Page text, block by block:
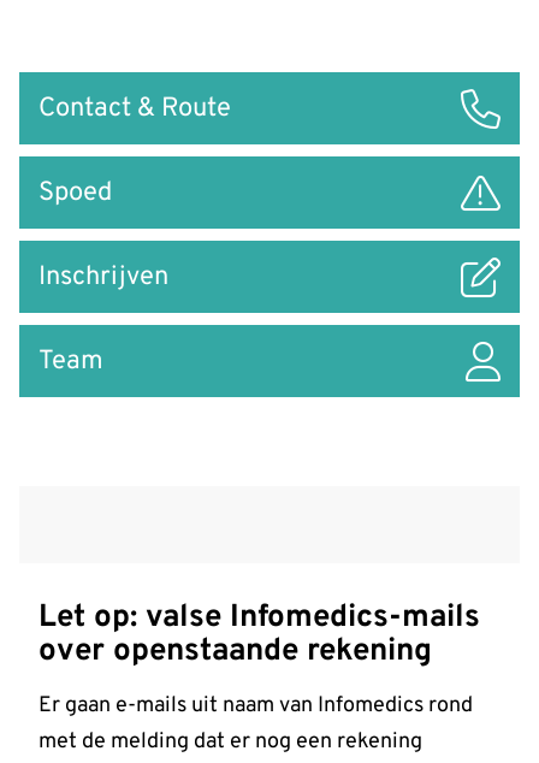
Snel
naar
Contact & Route
Spoed
Inschrijven
Team
Let op: valse Infomedics-mails
over openstaande rekening
Er gaan e-mails uit naam van Infomedics rond
met de melding dat er nog een rekening